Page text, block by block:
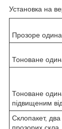
Установка на
Прозоре
Тоноване
Тоноване
підвищеним
Склопакет, два